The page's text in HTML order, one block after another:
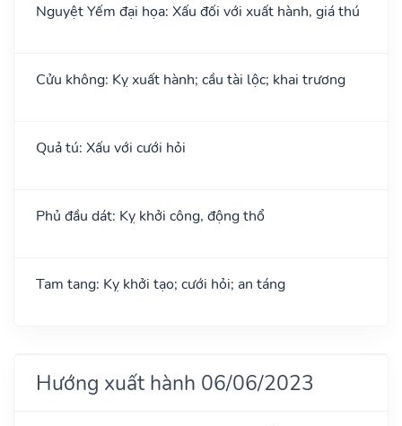
Nguyệt Yếm đại họa: Xấu đối với xuất hành, giá thú
Cửu không: Kỵ xuất hành; cầu tài lộc; khai trương
Quả tú: Xấu với cưới hỏi
Phủ đầu dát: Kỵ khởi công, động thổ
Tam tang: Kỵ khởi tạo; cưới hỏi; an táng
Hướng xuất hành 06/06/2023